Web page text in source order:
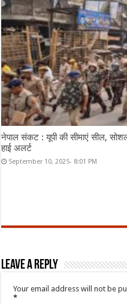
नेपाल संकट : यूपी की सीमाएं सील, सोशल
हाई अलर्ट
September 10, 2025- 8:01 PM
Leave a Reply
Your email address will not be
*